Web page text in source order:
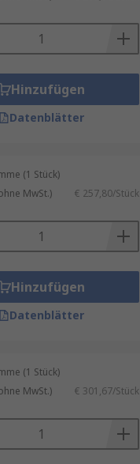
Hinzufügen
Datenblätter
(1 Stück)
MwSt.) € 257,80/Stück
Hinzufügen
Datenblätter
(1 Stück)
MwSt.) € 301,67/Stück